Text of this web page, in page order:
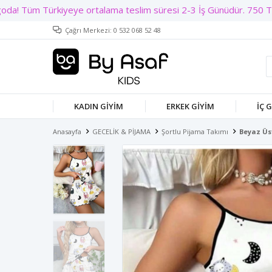
Çağrı Merkezi: 0 532 068 52 48
KADIN GIYIM ERKEK GIYIM İÇ
Anasayfa GECELİK & PİJAMA Şortlu Pijama Takımı Beyaz